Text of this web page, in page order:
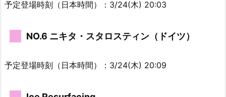
予定登場時刻（日本時間）：3/24(木) 20:03
NO.6 ニキタ・スタロスティン（ドイツ）
予定登場時刻（日本時間）：3/24(木) 20:09